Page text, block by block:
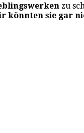
zu
könnten sie gar